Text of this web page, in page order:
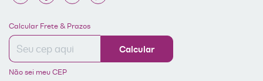
Entregas para o CEP:
Calcular Frete & Prazos
Calcular
Não sei meu CEP